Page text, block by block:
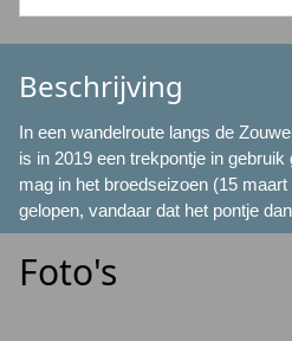
Beschrijving
In een wandelroute langs de
is in 2019 een trekpontje in
mag in het broedseizoen (15
gelopen, vandaar dat het pontje
Foto's